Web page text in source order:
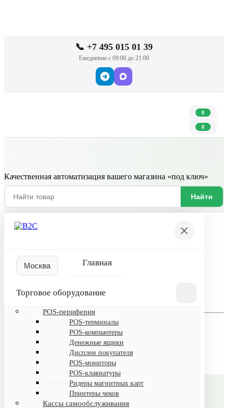
📞 +7 495 015 01 39
Ежедневно с 09:00 до 21:00
0
0
Качественная автоматизация вашего магазина «под ключ»
Найти
Главная
Торговое оборудование
POS-периферия
POS-терминалы
POS-компьютеры
Денежные ящики
Дисплеи покупателя
POS-мониторы
POS-клавиатуры
Ридеры магнитных карт
Принтеры чеков
Кассы самообслуживания
Пожалуйста, авторизуйтесь
Пароль
Запомнить меня на этом компьютере
Забыли свой пароль?
Если вы впервые на сайте, заполните, пожалуйста,
регистрационную форму.
Зарегистрироваться
B2CMSK